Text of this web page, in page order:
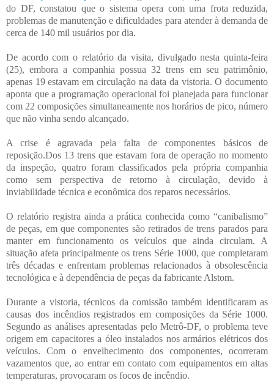
do DF, constatou que o sistema opera com uma frota reduzida,
problemas de manutenção e dificuldades para atender à demanda de
cerca de 140 mil usuários por dia.
De acordo com o relatório da visita, divulgado nesta quinta-feira
(25), embora a companhia possua 32 trens em seu patrimônio,
apenas 19 estavam em circulação na data da vistoria. O documento
aponta que a programação operacional foi planejada para funcionar
com 22 composições simultaneamente nos horários de pico, número
que não vinha sendo alcançado.
A crise é agravada pela falta de componentes básicos de
reposição.Dos 13 trens que estavam fora de operação no momento
da inspeção, quatro foram classificados pela própria companhia
como sem perspectiva de retorno à circulação, devido à
inviabilidade técnica e econômica dos reparos necessários.
O relatório registra ainda a prática conhecida como “canibalismo”
de peças, em que componentes são retirados de trens parados para
manter em funcionamento os veículos que ainda circulam. A
situação afeta principalmente os trens Série 1000, que completaram
três décadas e enfrentam problemas relacionados à obsolescência
tecnológica e à dependência de peças da fabricante Alstom.
Durante a vistoria, técnicos da comissão também identificaram as
causas dos incêndios registrados em composições da Série 1000.
Segundo as análises apresentadas pelo Metrô-DF, o problema teve
origem em capacitores a óleo instalados nos armários elétricos dos
veículos. Com o envelhecimento dos componentes, ocorreram
vazamentos que, ao entrar em contato com equipamentos em altas
temperaturas, provocaram os focos de incêndio.